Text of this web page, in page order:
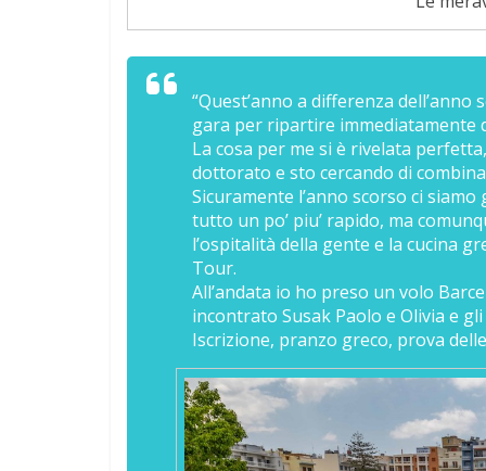
“Quest’anno a differenza
gara per ripartire immediatamente
La cosa per me si è rivelata
dottorato e sto cercando di
Sicuramente l’anno scorso ci
tutto un po’ piu’ rapido, ma
l’ospitalità della gente e la cucina
Tour.
All’andata io ho preso un volo
incontrato Susak Paolo e Olivia e
Iscrizione, pranzo greco, prova